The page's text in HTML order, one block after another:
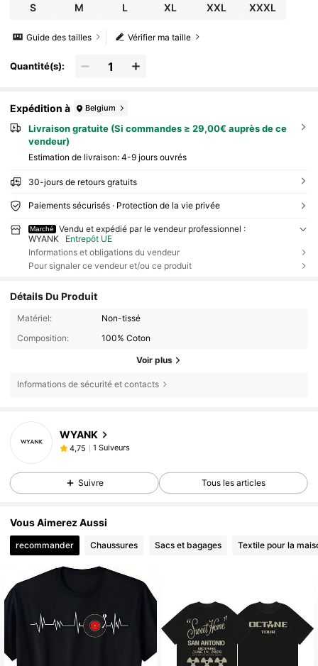
S M L XL XXL XXXL
Vérifier ma taille
Guide des tailles
Quantité(s):
Expédition à Belgium
Livraison gratuite (Si commandes ≥ 29,00€ auprès de ce
vendeur)
Estimation de livraison: 4-9 jours ouvrés
30-jours de retours gratuits
Paiements sécurisés · Protection de la vie privée
Marché
Vendu et expédié par le vendeur professionnel :
WYANK
Entrepôt UE
Informations et obligations du vendeur
Pour signaler ce vendeur et/ou ce produit
Détails Du Produit
Matériel:
Non-tissé
Composition:
100% Coton
Voir plus
Informations de sécurité et contacts
WYANK
4,75 1 Suiveurs
Suivre Tous les articles
Vous Aimerez Aussi
recommander Chaussures Sacs et bagages Textile pour la